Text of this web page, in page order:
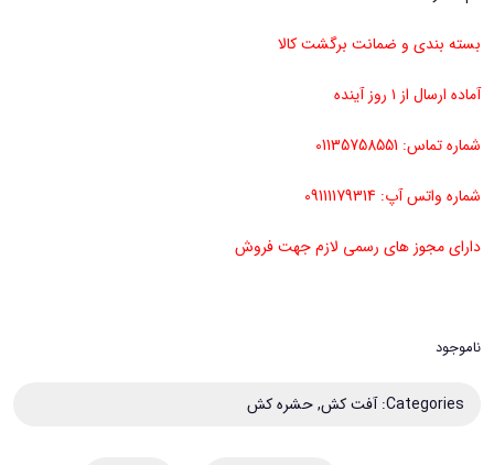
بسته بندی و ضمانت برگشت کالا
آماده ارسال از ۱ روز آینده
شماره تماس: 01135758551
شماره واتس آپ: 09111179314
دارای مجوز های رسمی لازم جهت فروش
ناموجود
Categories: آفت کش,حشره کش